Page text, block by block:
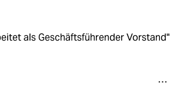
als Geschäftsführender Vorstand"